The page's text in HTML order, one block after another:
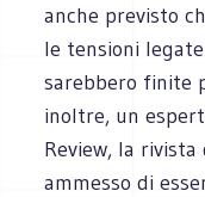
anche previsto
le tensioni
sarebbero finite
inoltre, un
Review, la
ammesso di